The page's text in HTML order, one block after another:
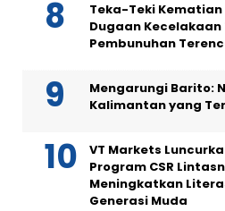
Teka-Teki
Dugaan
Pembunuhan
Mengarungi Barito:
Kalimantan yang
VT Markets
Program CSR
Meningkatkan
Generasi Muda